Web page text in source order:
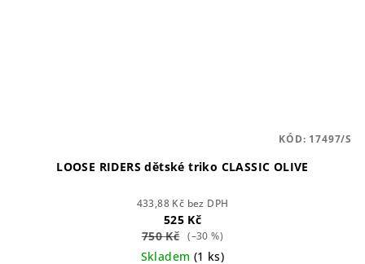
LOOSE RIDERS dětské triko CLASSIC OLIVE
433,88 Kč bez DPH
525 Kč
750 Kč (–30 %)
Skladem (1 ks)
KÓD: 17497/S